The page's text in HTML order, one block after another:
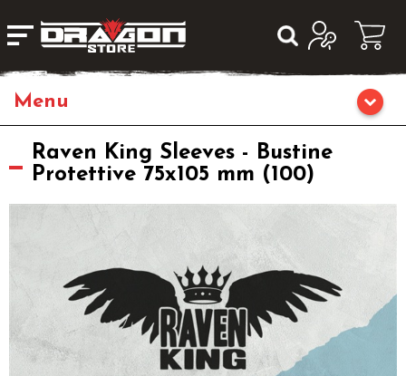
Giochi da Tavolo
Editoria
Giochi di Carte Collezionabili
Raven King Sleeves - Bustine
Protettive 75x105 mm (100)